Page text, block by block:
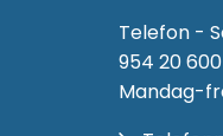
Telefon -
954 20 600
Mandag-